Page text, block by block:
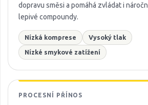
dopravu směsi a pomáhá zvládat i
lepivé compoundy.
Nízká komprese Vysoký tlak
Nízké smykové zatížení
PROCESNÍ PŘÍNOS